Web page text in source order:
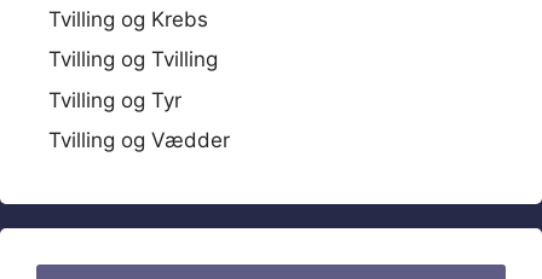
Tvilling og Krebs
Tvilling og Tvilling
Tvilling og Tyr
Tvilling og Vædder